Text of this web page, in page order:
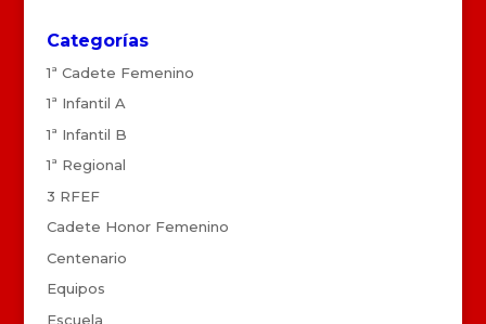
Categorías
1ª Cadete Femenino
1ª Infantil A
1ª Infantil B
1ª Regional
3 RFEF
Cadete Honor Femenino
Centenario
Equipos
Escuela